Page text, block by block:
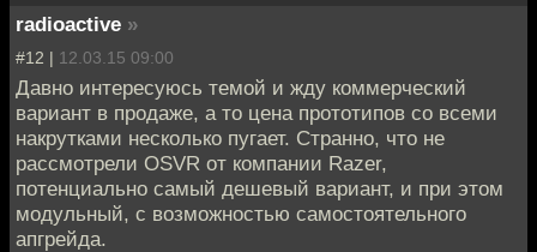
radioactive »
#12 | 12.03.15 09:00
Давно интересуюсь темой и жду коммерческий
вариант в продаже, а то цена прототипов со всеми
накрутками несколько пугает. Странно, что не
рассмотрели OSVR от компании Razer,
потенциально самый дешевый вариант, и при этом
модульный, с возможностью самостоятельного
апгрейда.